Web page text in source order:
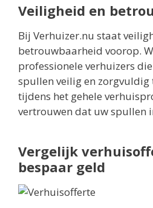
Veiligheid en
Bij Verhuizer.nu staat
betrouwbaarheid voorop.
professionele verhuizers
spullen veilig en zorgvuldig
tijdens het gehele
vertrouwen dat uw spullen
Vergelijk
bespaar geld